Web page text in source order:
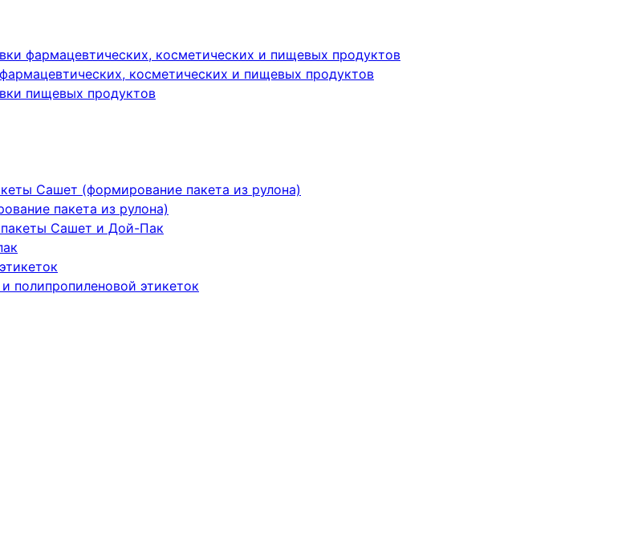
фармацевтических, косметических и пищевых продуктов
косметических и пищевых продуктов
пищевых продуктов
Сашет (формирование пакета из рулона)
пакета из рулона)
Сашет и Дой-Пак
полипропиленовой этикеток